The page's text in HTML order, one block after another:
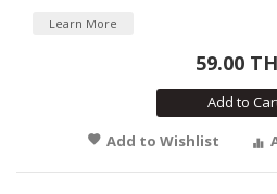
Learn More
59.00
Add to
Add to Wishlist